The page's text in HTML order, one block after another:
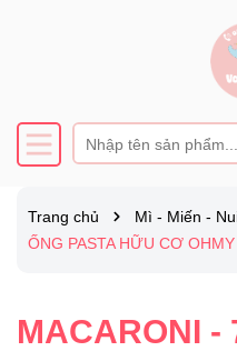
Trang chủ Mì - Miến -
ỐNG PASTA HỮU CƠ OHMY
MACARONI -